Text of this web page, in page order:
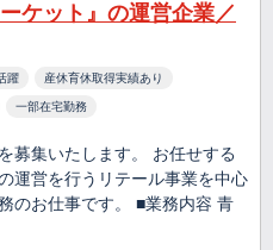
ケット』の運営企業／
躍 産休育休取得実績あり
一部在宅勤務
募集いたします。 お任せする
運営を行うリテール事業を中心
のお仕事です。 ■業務内容 青